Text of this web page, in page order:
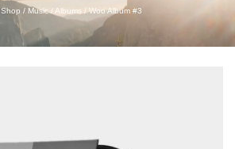
Shop / Music / Albums / Woo Album #3